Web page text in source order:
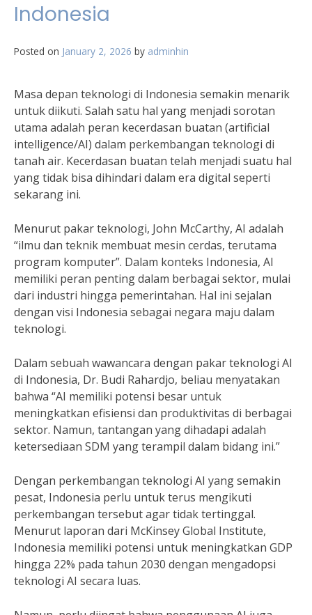
Indonesia
Posted on January 2, 2026 by adminhin
Masa depan teknologi di Indonesia semakin menarik
untuk diikuti. Salah satu hal yang menjadi sorotan
utama adalah peran kecerdasan buatan (artificial
intelligence/AI) dalam perkembangan teknologi di
tanah air. Kecerdasan buatan telah menjadi suatu hal
yang tidak bisa dihindari dalam era digital seperti
sekarang ini.
Menurut pakar teknologi, John McCarthy, AI adalah
“ilmu dan teknik membuat mesin cerdas, terutama
program komputer”. Dalam konteks Indonesia, AI
memiliki peran penting dalam berbagai sektor, mulai
dari industri hingga pemerintahan. Hal ini sejalan
dengan visi Indonesia sebagai negara maju dalam
teknologi.
Dalam sebuah wawancara dengan pakar teknologi AI
di Indonesia, Dr. Budi Rahardjo, beliau menyatakan
bahwa “AI memiliki potensi besar untuk
meningkatkan efisiensi dan produktivitas di berbagai
sektor. Namun, tantangan yang dihadapi adalah
ketersediaan SDM yang terampil dalam bidang ini.”
Dengan perkembangan teknologi AI yang semakin
pesat, Indonesia perlu untuk terus mengikuti
perkembangan tersebut agar tidak tertinggal.
Menurut laporan dari McKinsey Global Institute,
Indonesia memiliki potensi untuk meningkatkan GDP
hingga 22% pada tahun 2030 dengan mengadopsi
teknologi AI secara luas.